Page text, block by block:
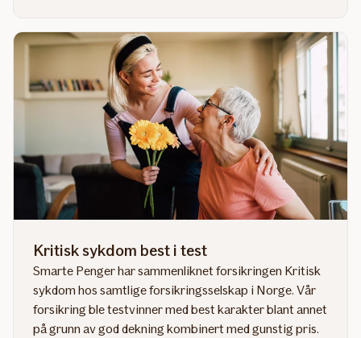
–
liten
innsats
redder
liv
Kritisk sykdom best i test
Smarte Penger har sammenliknet forsikringen Kritisk
sykdom hos samtlige forsikringsselskap i Norge. Vår
forsikring ble testvinner med best karakter blant annet
på grunn av god dekning kombinert med gunstig pris.